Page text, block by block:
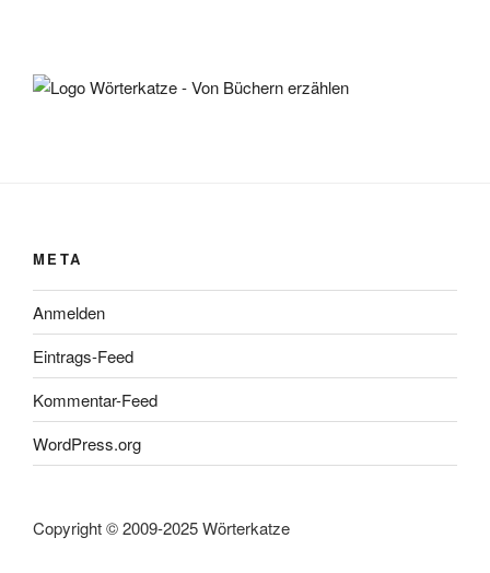
META
Anmelden
Eintrags-Feed
Kommentar-Feed
WordPress.org
Copyright © 2009-2025 Wörterkatze